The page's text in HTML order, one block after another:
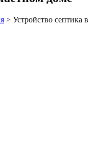
> Устройство септика в